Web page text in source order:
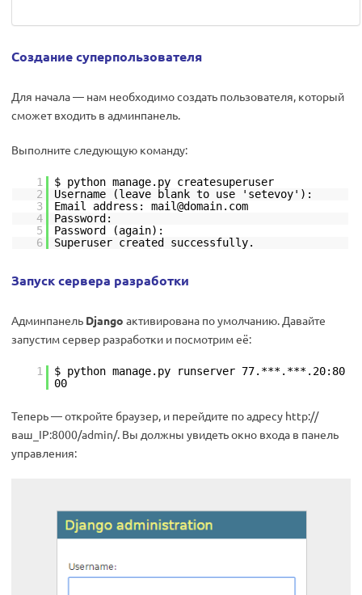
Создание суперпользователя
Для начала — нам необходимо создать пользователя, который
сможет входить в админпанель.
Выполните следующую команду:
1
$ python manage.py createsuperuser
2
Username (leave blank to use 'setevoy'):
3
Email address: mail@domain.com
4
Password:
5
Password (again):
6
Superuser created successfully.
Запуск сервера разработки
Админпанель Django активирована по умолчанию. Давайте
запустим сервер разработки и посмотрим её:
1
$ python manage.py runserver 77.***.***.20:80
00
Теперь — откройте браузер, и перейдите по адресу http://
ваш_IP:8000/admin/. Вы должны увидеть окно входа в панель
управления: